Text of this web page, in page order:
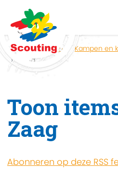
Home Zoeken
Kampen en
Zaag
Toon
Zaag
Abonneren op deze RSS